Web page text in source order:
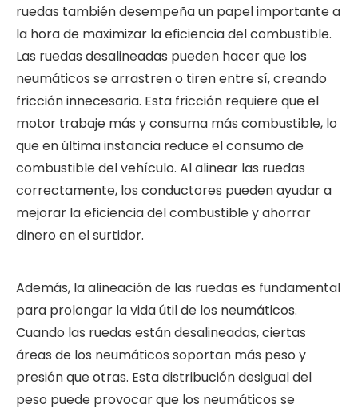
ruedas también desempeña un papel importante a
la hora de maximizar la eficiencia del combustible.
Las ruedas desalineadas pueden hacer que los
neumáticos se arrastren o tiren entre sí, creando
fricción innecesaria. Esta fricción requiere que el
motor trabaje más y consuma más combustible, lo
que en última instancia reduce el consumo de
combustible del vehículo. Al alinear las ruedas
correctamente, los conductores pueden ayudar a
mejorar la eficiencia del combustible y ahorrar
dinero en el surtidor.
Además, la alineación de las ruedas es fundamental
para prolongar la vida útil de los neumáticos.
Cuando las ruedas están desalineadas, ciertas
áreas de los neumáticos soportan más peso y
presión que otras. Esta distribución desigual del
peso puede provocar que los neumáticos se